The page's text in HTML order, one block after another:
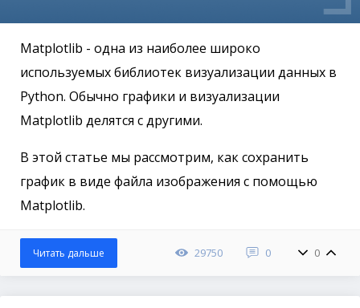
Matplotlib - одна из наиболее широко
используемых библиотек визуализации данных в
Python. Обычно графики и визуализации
Matplotlib делятся с другими.
В этой статье мы рассмотрим, как сохранить
график в виде файла изображения с помощью
Matplotlib.
29750 0 0
Читать дальше